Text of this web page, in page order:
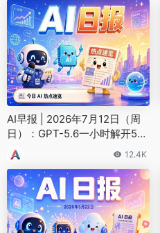
AI早报 | 2026年7月12日（周
日）：GPT-5.6一小时解开50
年数学猜想、苹果起诉OpenAI
12.4K